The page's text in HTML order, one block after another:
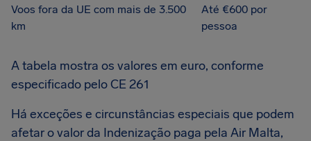
Voos fora da UE com mais de 3.500
km
Até €600 por
pessoa
A tabela mostra os valores em euro, conforme
especificado pelo CE 261
Há exceções e circunstâncias especiais que podem
afetar o valor da Indenização paga pela Air Malta,